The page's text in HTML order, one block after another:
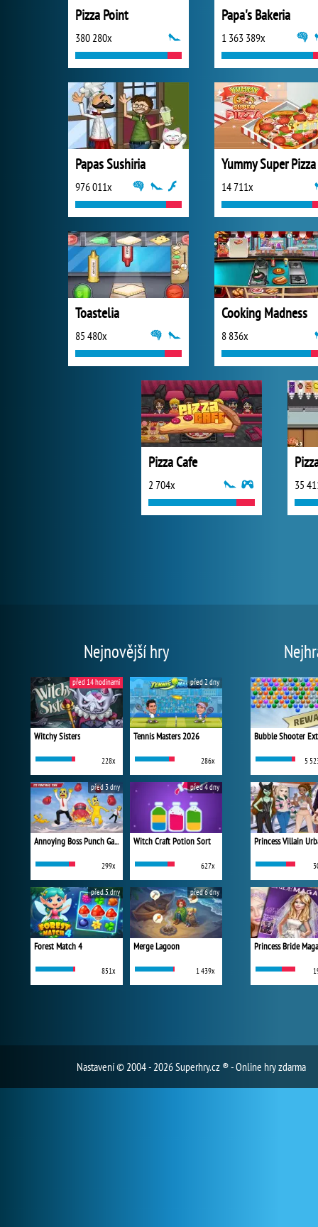
Pizza Point
380 280x
Papa's Bakeria
1 363 389x
Papas Sushiria
976 011x
Yummy Super Pizza
14 711x
Toastelia
85 480x
Cooking Madness
8 836x
Pizza Cafe
2 704x 35
Nejnovější hry
Witchy Sisters
228x
před 14 hodinami
Tennis Masters 2026
286x
před 2 dny
Annoying Boss Punch Game
299x
před 3 dny
Witch Craft Potion Sort
627x
před 4 dny
Forest Match 4
851x
před 5 dny
Merge Lagoon
1 439x
před 6 dny
Bubble Shooter
5
Princess Bride
Nastavení© 2004 - 2026 Superhry.cz ® - Online hry zdarma